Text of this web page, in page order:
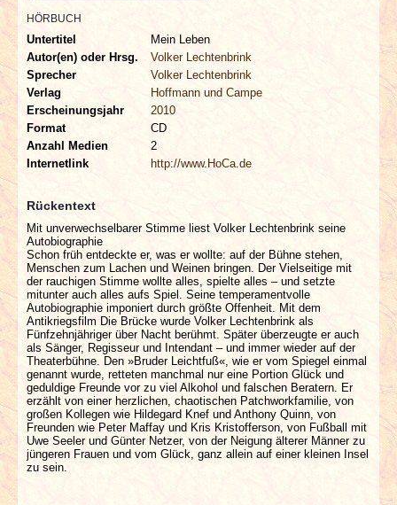
LINKS
ARCHIV
HÖRBUCH
Untertitel
Mein Leben
Autor(en) oder Hrsg.
Volker Lechtenbrink
Sprecher
Volker Lechtenbrink
Verlag
Hoffmann und Campe
Erscheinungsjahr
2010
Format
CD
Anzahl Medien
2
Internetlink
http://www.HoCa.de
Rückentext
Mit unverwechselbarer Stimme liest Volker Lechtenbrink seine
Autobiographie
Schon früh entdeckte er, was er wollte: auf der Bühne stehen,
Menschen zum Lachen und Weinen bringen. Der Vielseitige mit
der rauchigen Stimme wollte alles, spielte alles – und setzte
mitunter auch alles aufs Spiel. Seine temperamentvolle
Autobiographie imponiert durch größte Offenheit. Mit dem
Antikriegsfilm Die Brücke wurde Volker Lechtenbrink als
Fünfzehnjähriger über Nacht berühmt. Später überzeugte er auch
als Sänger, Regisseur und Intendant – und immer wieder auf der
Theaterbühne. Den »Bruder Leichtfuß«, wie er vom Spiegel einmal
genannt wurde, retteten manchmal nur eine Portion Glück und
geduldige Freunde vor zu viel Alkohol und falschen Beratern. Er
erzählt von einer herzlichen, chaotischen Patchworkfamilie, von
großen Kollegen wie Hildegard Knef und Anthony Quinn, von
Freunden wie Peter Maffay und Kris Kristofferson, von Fußball mit
Uwe Seeler und Günter Netzer, von der Neigung älterer Männer zu
jüngeren Frauen und vom Glück, ganz allein auf einer kleinen Insel
zu sein.